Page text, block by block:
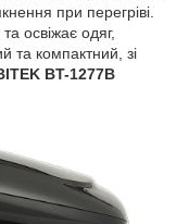
при перегріві.
освіжає одяг,
та компактний, зі
BT-1277B